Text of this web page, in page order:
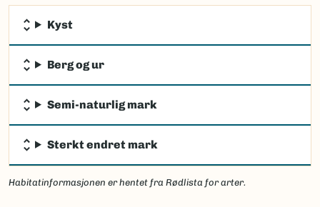
Kyst
Berg og ur
Semi-naturlig mark
Sterkt endret mark
Habitatinformasjonen er hentet fra Rødlista for arter.